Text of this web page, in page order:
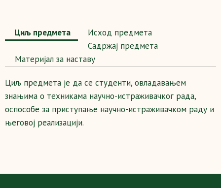
Циљ предмета
Исход предмета
Садржај предмета
Maтеријал за наставу
Циљ предмета је да се студенти, овладавањем
знањима о техникама научно-истраживачког рада,
оспособе за приступање научно-истраживачком раду и
његовој реализацији.